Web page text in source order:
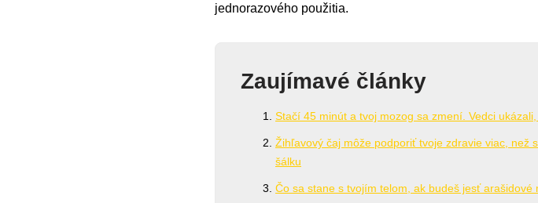
jednorazového použitia.
Zaujímavé články
Stačí 45 minút a tvoj mozog sa zmení. Vedci
Žihľavový čaj môže podporiť tvoje zdravie viac, než
šálku
Čo sa stane s tvojím telom, ak budeš jesť arašidové